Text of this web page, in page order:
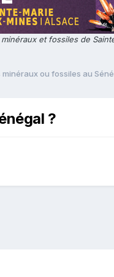
et fossiles de
ou fossiles au
?